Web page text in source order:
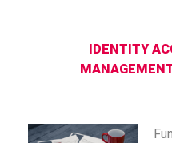
IDENTITY